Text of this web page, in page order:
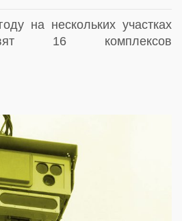
на нескольких участках
16 комплексов